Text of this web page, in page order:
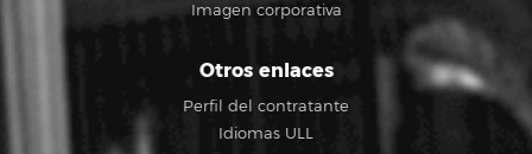
Imagen corporativa
Otros enlaces
Perfil del contratante
Idiomas ULL